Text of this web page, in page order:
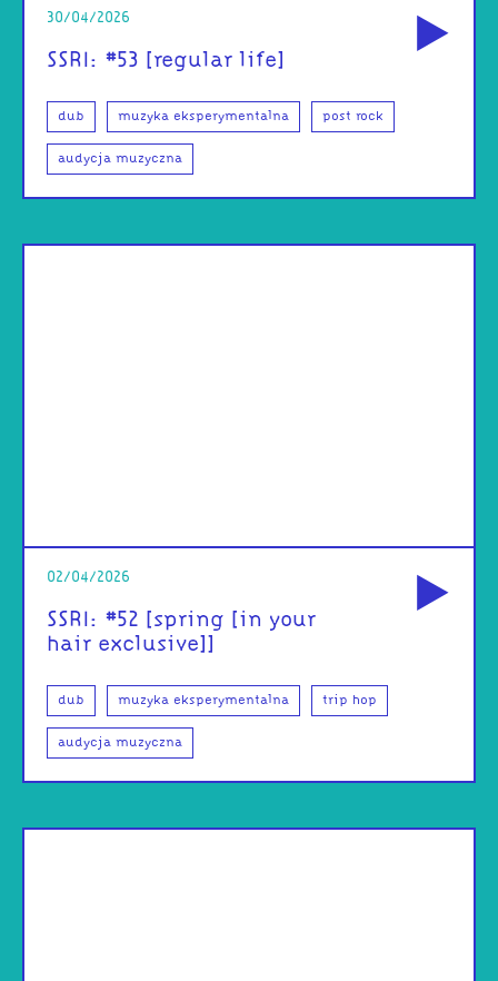
30/04/2026
SSRI: #53 [regular life]
dub muzyka eksperymentalna post rock
audycja muzyczna
02/04/2026
SSRI: #52 [spring [in your
hair exclusive]]
dub muzyka eksperymentalna trip hop
audycja muzyczna